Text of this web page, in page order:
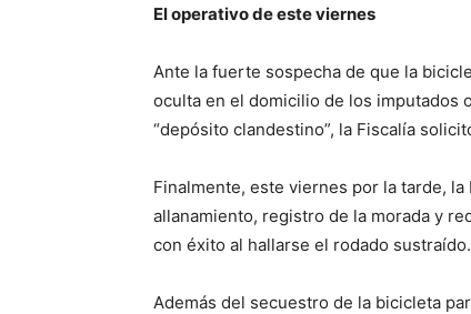
El operativo de este viernes
Ante la fuerte sospecha de que la
oculta en el domicilio de los imputados
“depósito clandestino”, la Fiscalía
Finalmente, este viernes por la tarde,
allanamiento, registro de la morada y
con éxito al hallarse el rodado sustraído.
Además del secuestro de la bicicleta